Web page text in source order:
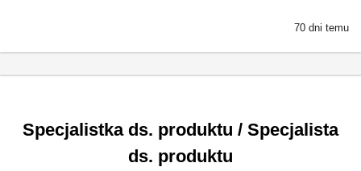
70 dni temu
Specjalistka ds. produktu / Specjalista
ds. produktu